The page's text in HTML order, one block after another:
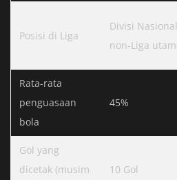
Posisi di Liga
Divisi Nasional
non-Liga
Rata-rata
penguasaan
bola
45%
Gol yang
dicetak (musim
10 Gol